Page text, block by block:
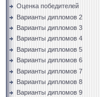
Оценка победителей
Варианты дипломов 2
Варианты дипломов 3
Варианты дипломов 4
Варианты дипломов 5
Варианты дипломов 6
Варианты дипломов 7
Варианты дипломов 8
Варианты дипломов 9